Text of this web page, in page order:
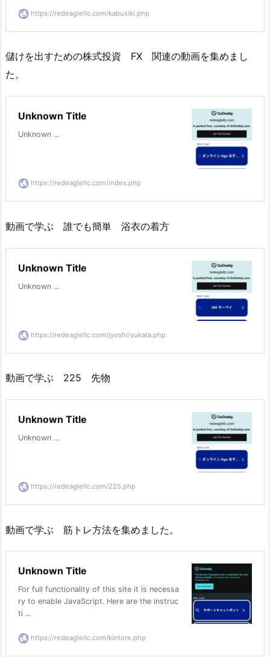
https://redeaglellc.com/kabusiki.php
儲けを出すための株式投資 FX 関連の動画を集めまし
た。
Unknown Title
Unknown ...
https://redeaglellc.com/index.php
動画で学ぶ 誰でも簡単 浴衣の着方
Unknown Title
Unknown ...
https://redeaglellc.com/jyoshi/yukata.php
動画で学ぶ 225 先物
Unknown Title
Unknown ...
https://redeaglellc.com/225.php
動画で学ぶ 筋トレ方法を集めました。
Unknown Title
For full functionality of this site it is necessa
ry to enable JavaScript. Here are the instruc
ti ...
https://redeaglellc.com/kintore.php